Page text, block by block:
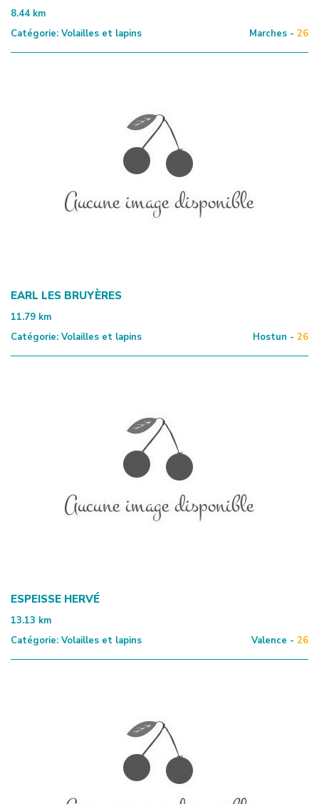
8.44 km
Catégorie: Volailles et lapins Marches - 26
EARL LES BRUYÈRES
11.79 km
Catégorie: Volailles et lapins Hostun - 26
ESPEISSE HERVÉ
13.13 km
Catégorie: Volailles et lapins Valence - 26